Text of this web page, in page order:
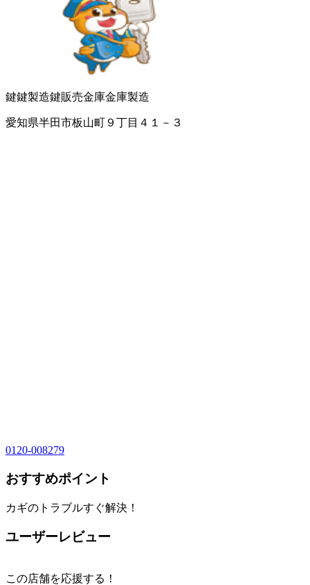
鍵鍵製造鍵販売金庫金庫製造
愛知県半田市板山町９丁目４１－３
0120-008279
おすすめポイント
カギのトラブルすぐ解決！
ユーザーレビュー
この店舗を応援する！